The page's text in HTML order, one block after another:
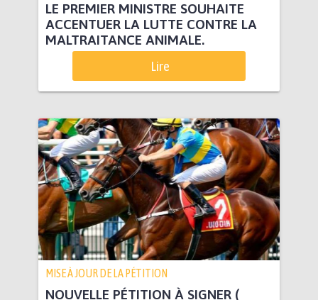
LE PREMIER MINISTRE SOUHAITE
ACCENTUER LA LUTTE CONTRE LA
MALTRAITANCE ANIMALE.
Lire
MISE À JOUR DE LA PÉTITION
NOUVELLE PÉTITION À SIGNER (